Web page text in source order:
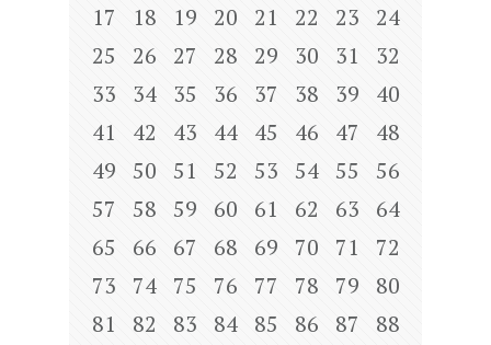
17
18 19 20 21 22 23
24
25
26 27 28 29 30 31
32
33
34 35 36 37 38 39
40
41
42 43 44 45 46 47
48
49
50 51 52 53 54 55
56
57
58 59 60 61 62 63
64
65
66 67 68 69 70 71
72
73
74 75 76 77 78 79
80
81
82 83 84 85 86 87
88